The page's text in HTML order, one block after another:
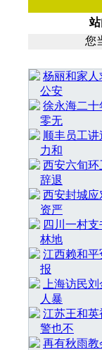
站
您
杨丽和家人
公安
徐永海二十
零无
顺丰员工
力和
西安六旬环
辞退
西安封城应
资严
四川一村
林地
江西赖和平
报
上海访民
人暴
江苏王和英
警也不
再有秋雨